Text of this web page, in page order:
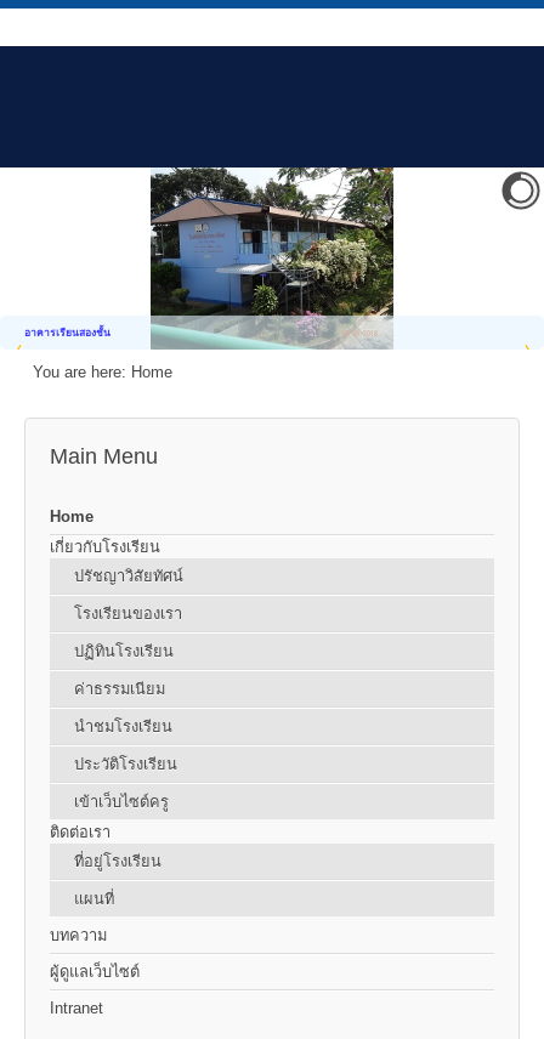
อาคารเรียนสองชั้น
You are here: Home
Main Menu
Home
เกี่ยวกับโรงเรียน
ปรัชญาวิสัยทัศน์
โรงเรียนของเรา
ปฏิทินโรงเรียน
ค่าธรรมเนียม
นำชมโรงเรียน
ประวัติโรงเรียน
เข้าเว็บไซต์ครู
ติดต่อเรา
ที่อยู่โรงเรียน
แผนที่
บทความ
ผู้ดูแลเว็บไซต์
Intranet